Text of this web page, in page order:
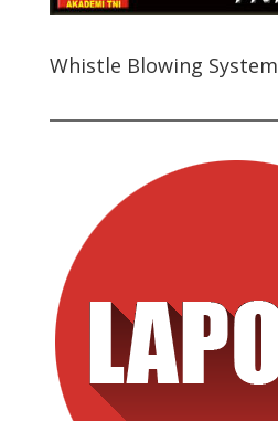
Whistle Blowing System